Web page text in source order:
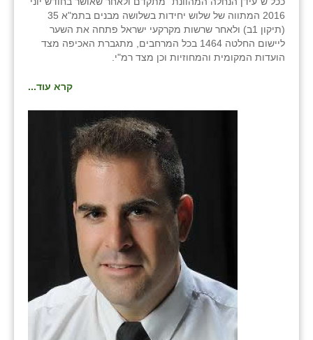
2016 המתווה של שלוש יחידות בשלושה מבנים בתמ"א 35
(תיקון 1ב) ולאחר שרשות מקרקעי ישראל פתחה את השער
ליישום החלטה 1464 בכל המרחבים, מתגברת האכיפה מצד
הועדות המקומית והמחוזיות וכן מצד רמ"י.
קרא עוד...